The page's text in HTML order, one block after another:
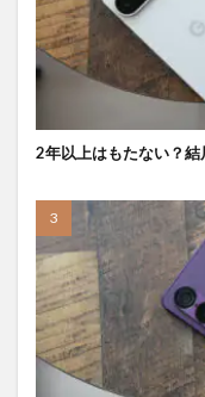
2年以上はもたない？